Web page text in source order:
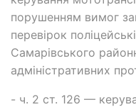
порушенням вимог
перевірок
Самарівського
адміністративних
- ч. 2 ст. 126 —